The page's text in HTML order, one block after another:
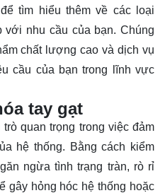
tìm hiểu thêm về các loại
với nhu cầu của bạn. Chúng
chất lượng cao và dịch vụ
cầu của bạn trong lĩnh vực
tay gạt
quan trọng trong việc đảm
hệ thống. Bằng cách kiểm
ngừa tình trạng tràn, rò rỉ
gây hỏng hóc hệ thống hoặc